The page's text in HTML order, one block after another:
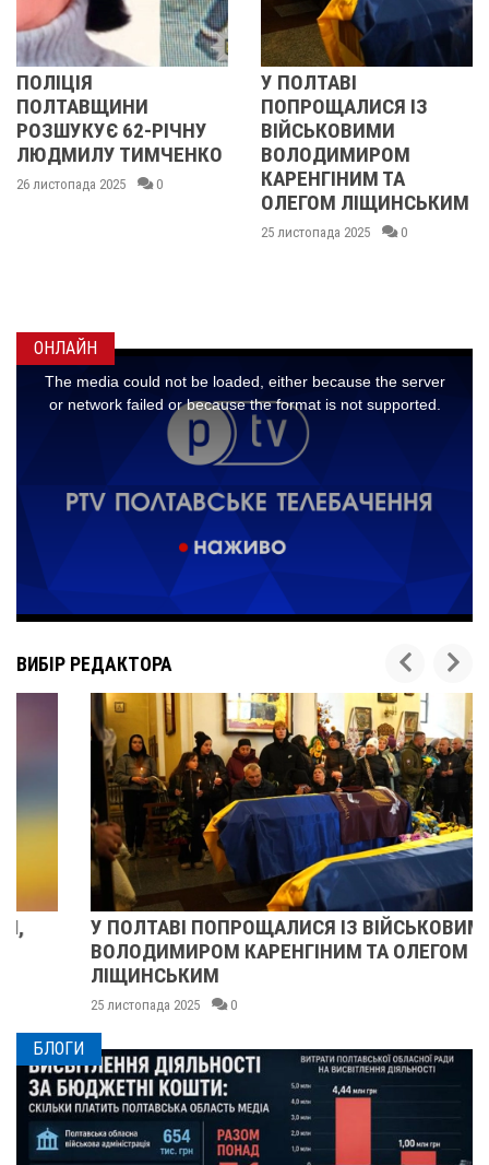
62-РІЧНУ
ТИМЧЕНКО
2025 0
У ПОЛТАВІ
ПОПРОЩАЛИСЯ ІЗ
ВІЙСЬКОВИМИ
ВОЛОДИМИРОМ
КАРЕНГІНИМ ТА
ОЛЕГОМ ЛІЩИНСЬКИМ
25 листопада 2025 0
ОНЛАЙН
ВИБІР РЕДАКТОРА
У ПОЛТАВІ ПОПРОЩАЛИСЯ ІЗ ВІЙСЬКОВИМИ
ВОЛОДИМИРОМ КАРЕНГІНИМ ТА ОЛЕГОМ
ЛІЩИНСЬКИМ
25 листопада 2025 0
БЛОГИ